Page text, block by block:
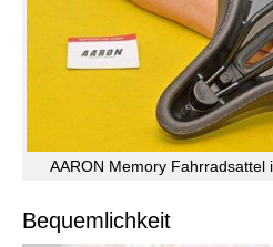
AARON Memory Fahrradsattel
Bequemlichkeit